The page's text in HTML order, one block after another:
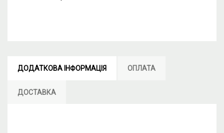
ДОДАТКОВА ІНФОРМАЦІЯ ОПЛАТА
ДОСТАВКА